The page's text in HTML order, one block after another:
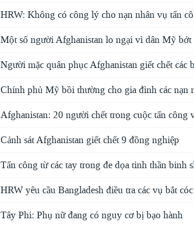
HRW: Không có công lý cho nạn nhân vụ tấn
Một số người Afghanistan lo ngại vì dân Mỹ bớt
Người mặc quân phục Afghanistan giết chết các
Chính phủ Mỹ bồi thường cho gia đình các nạn
Afghanistan: 20 người chết trong cuộc tấn công
Cảnh sát Afghanistan giết chết 9 đồng nghiệp
Tấn công từ các tay trong đe dọa tinh thần binh
HRW yêu cầu Bangladesh điều tra các vụ bắt cóc
Tây Phi: Phụ nữ đang có nguy cơ bị bạo hành